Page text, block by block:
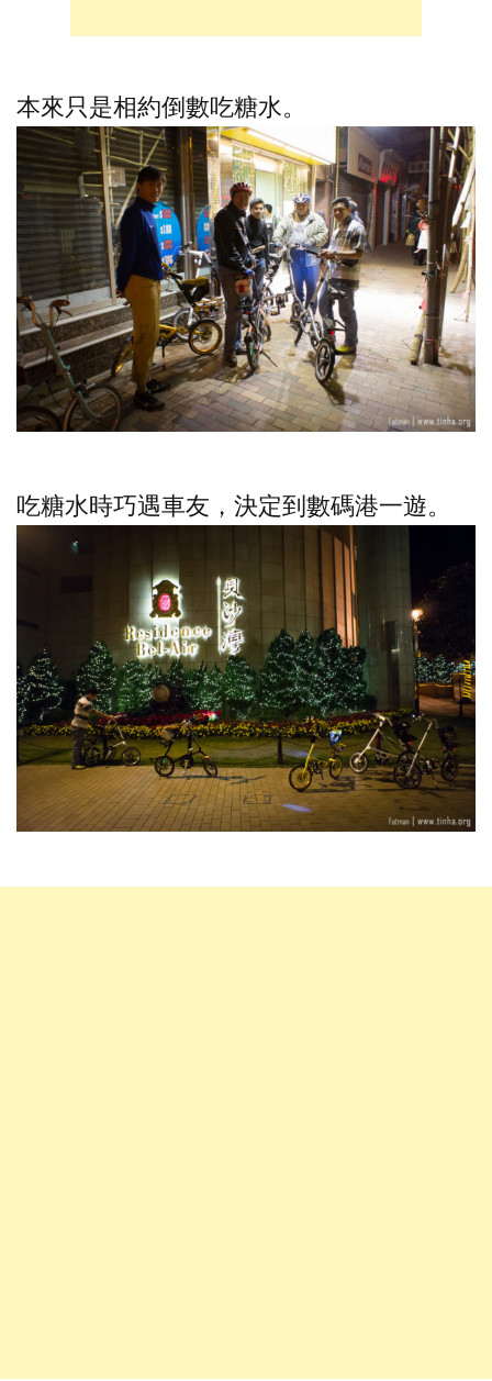
本來只是相約倒數吃糖水。
吃糖水時巧遇車友，決定到數碼港一遊。